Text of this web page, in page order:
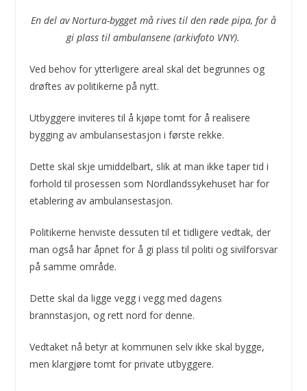
En del av Nortura-bygget må rives til den røde pipa, for å
gi plass til ambulansene (arkivfoto VNY).
Ved behov for ytterligere areal skal det begrunnes og
drøftes av politikerne på nytt.
Utbyggere inviteres til å kjøpe tomt for å realisere
bygging av ambulansestasjon i første rekke.
Dette skal skje umiddelbart, slik at man ikke taper tid i
forhold til prosessen som Nordlandssykehuset har for
etablering av ambulansestasjon.
Politikerne henviste dessuten til et tidligere vedtak, der
man også har åpnet for å gi plass til politi og sivilforsvar
på samme område.
Dette skal da ligge vegg i vegg med dagens
brannstasjon, og rett nord for denne.
Vedtaket nå betyr at kommunen selv ikke skal bygge,
men klargjøre tomt for private utbyggere.